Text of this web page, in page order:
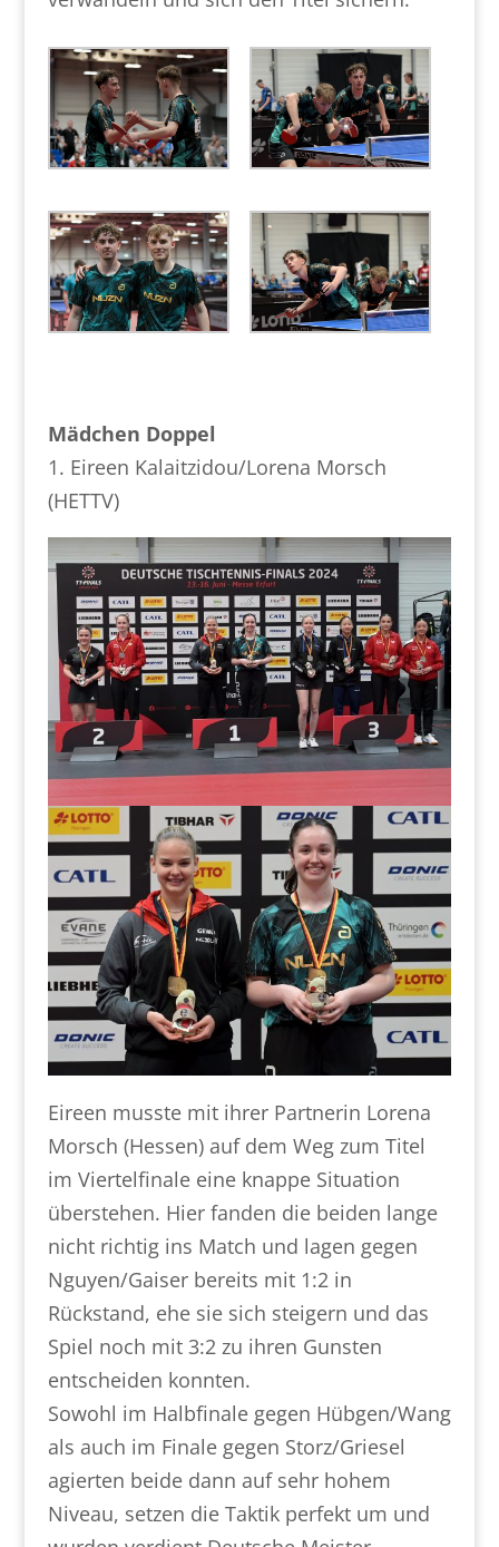
Mädchen Doppel
1. Eireen Kalaitzidou/Lorena Morsch
(HETTV)
Eireen musste mit ihrer Partnerin Lorena
Morsch (Hessen) auf dem Weg zum Titel
im Viertelfinale eine knappe Situation
überstehen. Hier fanden die beiden lange
nicht richtig ins Match und lagen gegen
Nguyen/Gaiser bereits mit 1:2 in
Rückstand, ehe sie sich steigern und das
Spiel noch mit 3:2 zu ihren Gunsten
entscheiden konnten.
Sowohl im Halbfinale gegen Hübgen/Wang
als auch im Finale gegen Storz/Griesel
agierten beide dann auf sehr hohem
Niveau, setzen die Taktik perfekt um und